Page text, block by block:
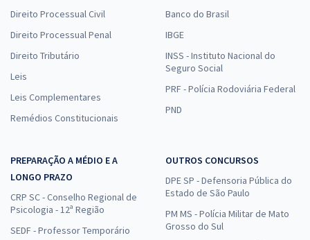
Direito Processual Civil
Direito Processual Penal
Direito Tributário
Leis
Leis Complementares
Remédios Constitucionais
Banco do Brasil
IBGE
INSS - Instituto Nacional do
Seguro Social
PRF - Polícia Rodoviária Federal
PND
PREPARAÇÃO A MÉDIO E A
LONGO PRAZO
CRP SC - Conselho Regional de
Psicologia - 12ª Região
SEDF - Professor Temporário
OUTROS CONCURSOS
DPE SP - Defensoria Pública do
Estado de São Paulo
PM MS - Polícia Militar de Mato
Grosso do Sul